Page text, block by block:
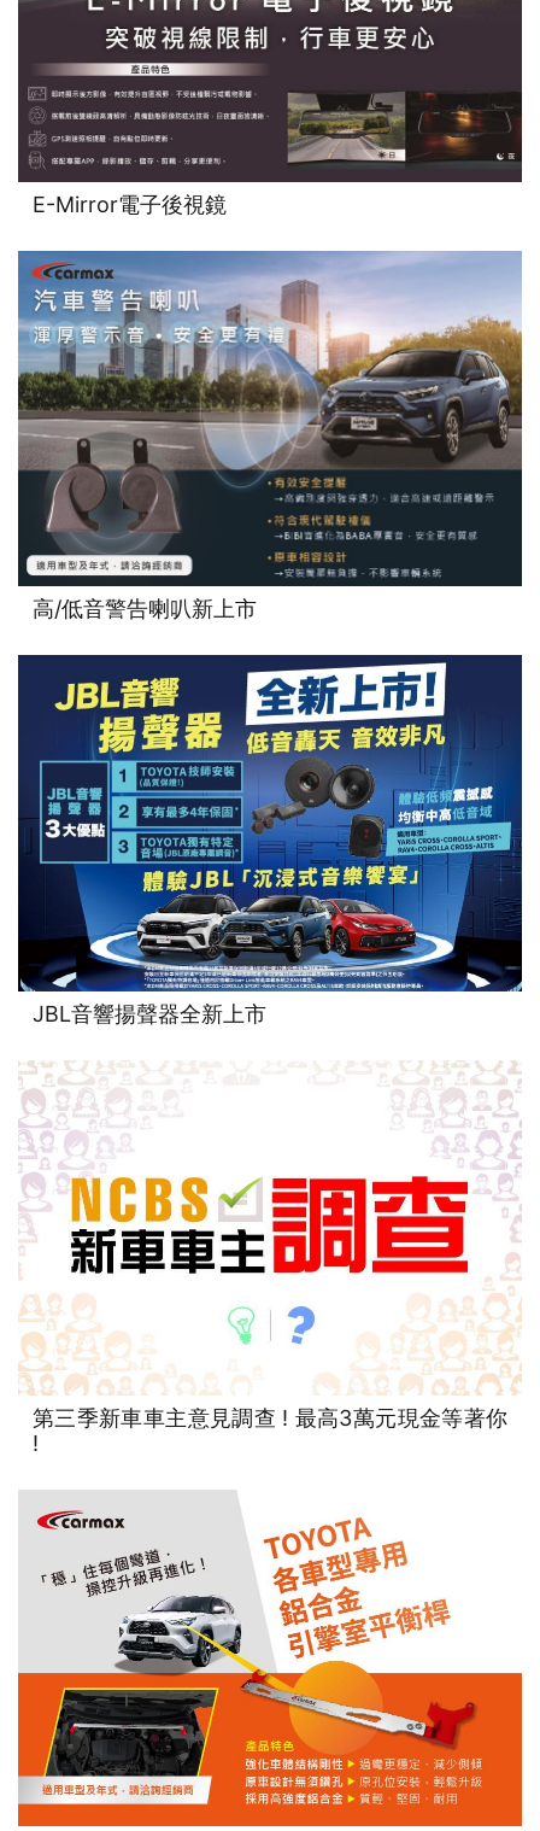
E-Mirror電子後視鏡
高/低音警告喇叭新上市
JBL音響揚聲器全新上市
第三季新車車主意見調查 ! 最高3萬元現金等著你
!